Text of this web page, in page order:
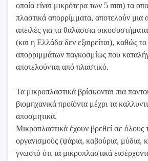
οποία είναι μικρότερα των 5 mm) τα
πλαστικά απορρίμματα, αποτελούν μια
απειλές για τα θαλάσσια
(και η Ελλάδα δεν εξαιρείται), καθώς
απορριμμάτων παγκοσμίως που
αποτελούνται από πλαστικό.
Τα μικροπλαστικά βρίσκονται πια
βιομηχανικά προϊόντα μέχρι τα
αποσμητικά.
Μικροπλαστικά έχουν βρεθεί σε όλους
οργανισμούς (ψάρια, καβούρια, μύδια,
γνωστό ότι τα μικροπλαστικά